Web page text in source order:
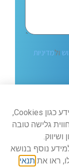
ולמדיניות
באתר זה נעשה שימוש בטכנולוגיות איסוף מידע כגון Cookies,
גלישה טובה
נוסף בנושא
ראו את תנאי